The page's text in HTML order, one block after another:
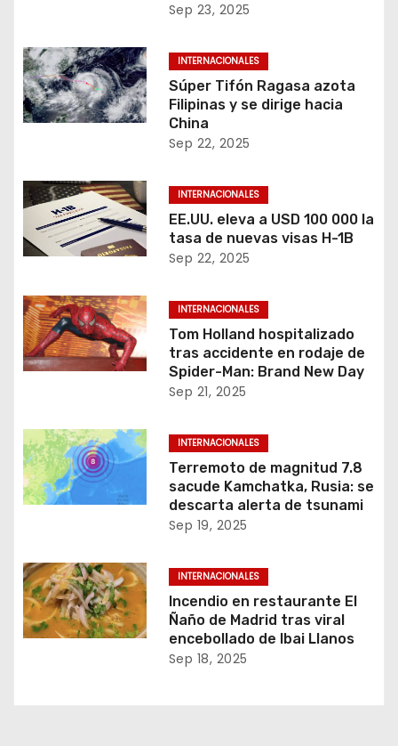
Sep 23, 2025
INTERNACIONALES
Súper Tifón Ragasa azota
Filipinas y se dirige hacia
China
Sep 22, 2025
INTERNACIONALES
EE.UU. eleva a USD 100 000 la
tasa de nuevas visas H-1B
Sep 22, 2025
INTERNACIONALES
Tom Holland hospitalizado
tras accidente en rodaje de
Spider-Man: Brand New Day
Sep 21, 2025
INTERNACIONALES
Terremoto de magnitud 7.8
sacude Kamchatka, Rusia: se
descarta alerta de tsunami
Sep 19, 2025
INTERNACIONALES
Incendio en restaurante El
Ñaño de Madrid tras viral
encebollado de Ibai Llanos
Sep 18, 2025